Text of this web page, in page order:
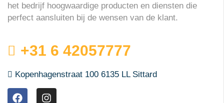
het bedrijf hoogwaardige producten en diensten die
perfect aansluiten bij de wensen van de klant.
+31 6 42057777
Kopenhagenstraat 100 6135 LL Sittard